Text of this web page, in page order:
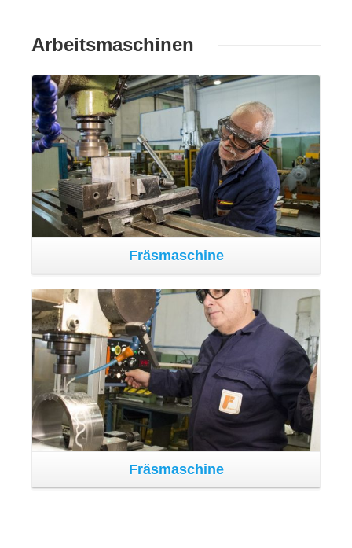
Die Abteilung für eher traditionelle Metallbearbeitung
besitzt eine große Zahl von Werkzeugmaschinen für die
Bearbeitung kleiner und mittelgroßer Komponenten.
Neben traditionellen Fräsmaschinen und
Paralleldrehmaschinen verfügt Fantini auch über eine
Reihe von Maschinen zur Herstellung von Zahnrädern,
die im die Produktion eingehen.
Lackierung
Kabine / Lackieranlage